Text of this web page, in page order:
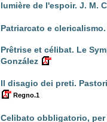
lumière de l'espoir. J. M.
Patriarcato e
Prêtrise et célibat. Le
González
Il disagio dei preti.
Regno.1
Celibato obbligatorio,